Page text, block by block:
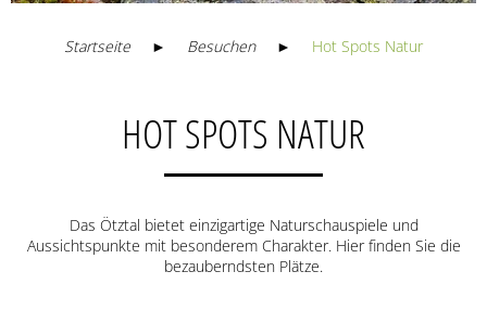
Startseite ► Besuchen ► Hot Spots Natur
HOT SPOTS NATUR
Das Ötztal bietet einzigartige Naturschauspiele und
Aussichtspunkte mit besonderem Charakter. Hier finden Sie die
bezauberndsten Plätze.